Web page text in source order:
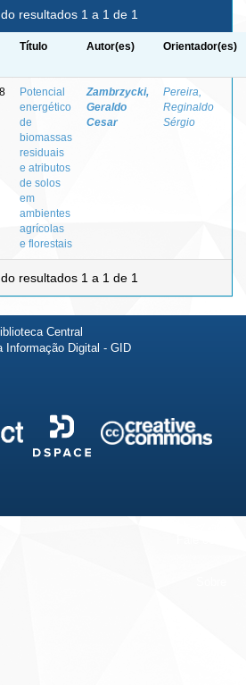
resultados 1 a 1 de 1
Título Autor(es) Orientador(es)
Potencial
energético
de
biomassas
residuais
e atributos
de solos
em
ambientes
agrícolas
e florestais
Zambrzycki,
Geraldo
Cesar
Pereira,
Reginaldo
Sérgio
resultados 1 a 1 de 1
Central
Informação Digital - GID